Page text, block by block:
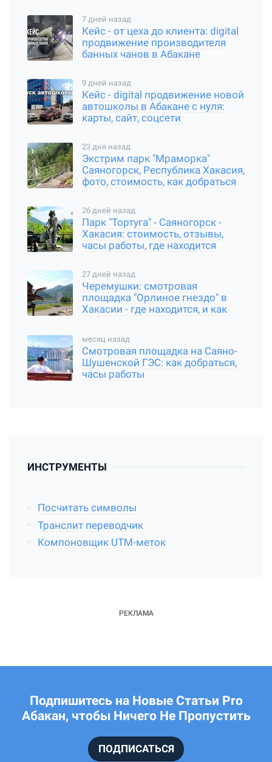
7 дней назад
Кейс - от цеха до клиента: digital
продвижение производителя
банных чанов в Абакане
9 дней назад
Кейс - digital продвижение новой
автошколы в Абакане с нуля:
карты, сайт, соцсети
23 дня назад
Экстрим парк "Мраморка"
Саяногорск, Республика Хакасия,
фото, стоимость, как добраться
26 дней назад
Парк "Тортуга" - Саяногорск -
Хакасия: стоимость, отзывы,
часы работы, где находится
27 дней назад
Черемушки: смотровая
площадка "Орлиное гнездо" в
Хакасии - где находится, и как
добраться
месяц назад
Смотровая площадка на Саяно-
Шушенской ГЭС: как добраться,
часы работы
ИНСТРУМЕНТЫ
Посчитать символы
Транслит переводчик
Компоновщик UTM-меток
Подпишитесь на Новые Статьи Pro
Абакан, чтобы Ничего Не Пропустить
ПОДПИСАТЬСЯ